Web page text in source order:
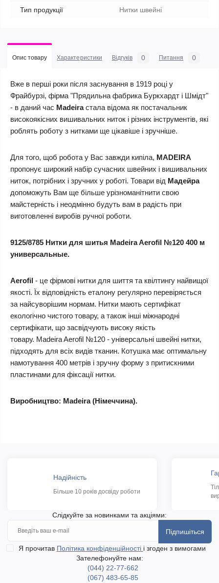
Тип продукції Нитки швейні
Опис товару Характеристики Відгуків 0 Питання 0
Вже в перші роки після заснування в 1919 році у
Фрайбурзі, фірма "Прядильна фабрика Буркхардт і Шмідт"
- в даний час Madeiraстала відома як постачальник
високоякісних вишивальних ниток і різних інструментів, які
роблять роботу з нитками ще цікавіше і зручніше.
Для того, щоб робота у Вас завжди кипіла, MADEIRA
пропонує широкий набір сучасних швейних і вишивальних
ниток, потрібних і зручних у роботі. Товари від Мадейра
допоможуть Вам ще більше урізноманітнити свою
майстерність і неодмінно будуть вам в радість при
виготовленні виробів ручної роботи.
9125/8785 Нитки для шитья Madeira Aerofil №120 400 м
универсальные.
Aerofil - це фірмові нитки для шиття та квілтингу найвищої
якості. Їх відповідність еталону регулярно перевіряється
за найсуворішим нормам. Нитки мають сертифікат
екологічно чистого товару, а також інші міжнародні
сертифікати, що засвідчують високу якість
товару. Madeira Aerofil №120 - універсальні швейні нитки,
підходять для всіх видів тканин. Котушка має оптимальну
намотування 400 метрів і зручну форму з притискними
пластинами для фіксації нитки.
Виробництво: Madeira (Німеччина).
Надійність
Більше 10 років досвіду роботи
Слідкуйте за новинками та акціями:
Підпишіться
Я прочитав Політика конфіденційності і згоден з вимогами
Зателефонуйте нам:
(044) 22-77-662
(067) 483-65-85